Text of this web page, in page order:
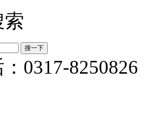
0317-8250826